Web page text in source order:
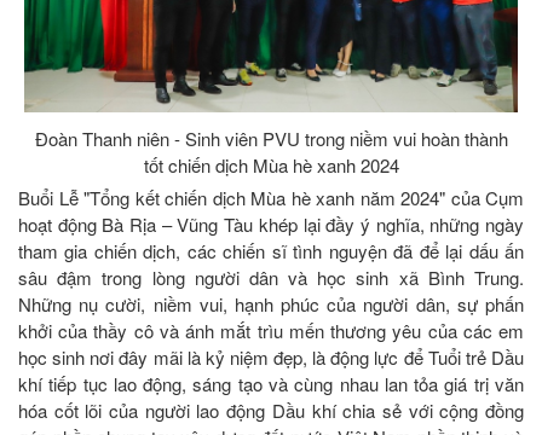
Đoàn Thanh niên - Sinh viên PVU trong niềm vui hoàn thành
tốt chiến dịch Mùa hè xanh 2024
Buổi Lễ "Tổng kết chiến dịch Mùa hè xanh năm 2024" của Cụm
hoạt động Bà Rịa – Vũng Tàu khép lại đầy ý nghĩa, những ngày
tham gia chiến dịch, các chiến sĩ tình nguyện đã để lại dấu ấn
sâu đậm trong lòng người dân và học sinh xã Bình Trung.
Những nụ cười, niềm vui, hạnh phúc của người dân, sự phấn
khởi của thầy cô và ánh mắt trìu mến thương yêu của các em
học sinh nơi đây mãi là kỷ niệm đẹp, là động lực để Tuổi trẻ Dầu
khí tiếp tục lao động, sáng tạo và cùng nhau lan tỏa giá trị văn
hóa cốt lõi của người lao động Dầu khí chia sẻ với cộng đồng